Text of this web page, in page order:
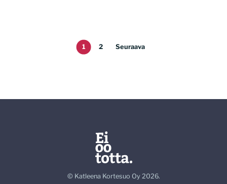
1 2 Seuraava
© Katleena Kortesuo Oy 2026.